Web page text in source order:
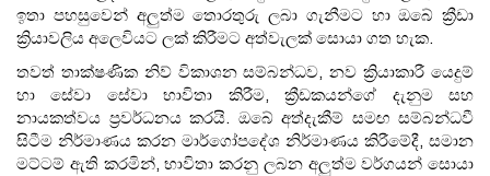
ඉතා පහසුවෙන් අලුත්ම තොරතුරු ලබා ගැනීමට හා ඔබේ ක්‍රීඩා
ක්‍රියාවලිය අලෙවියට ලක් කිරීමට අත්වැලක් සොයා ගත හැක.
තවත් තාක්ෂණික නිව් විකාශන සම්බන්ධව, නව ක්‍රියාකාරී යෙදුම්
හා සේවා සේවා භාවිතා කිරීම, ක්‍රීඩකයන්ගේ දැනුම සහ
නායකත්වය ප්‍රවර්ධනය කරයි. ඔබේ අත්දැකීම් සමඟ සම්බන්ධවී
සිටීම නිර්මාණය කරන මාර්ගෝපදේශ නිර්මාණය කිරීමේදී, සමාන
මට්ටම් ඇති කරමින්, භාවිතා කරනු ලබන අලුත්ම වර්ගයන් සොයා